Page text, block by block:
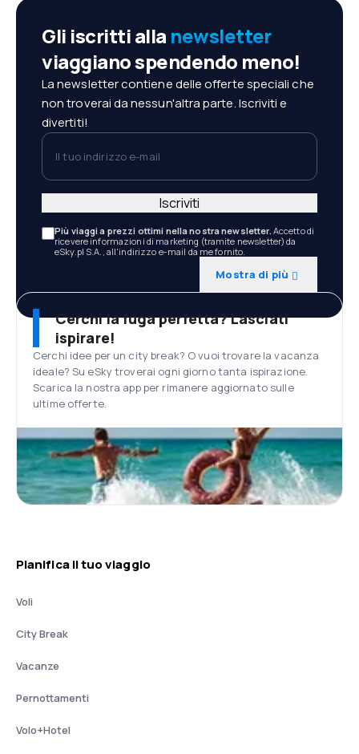
Gli iscritti alla newsletter
viaggiano spendendo meno!
La newsletter contiene delle offerte speciali che
non troverai da nessun'altra parte. Iscriviti e
divertiti!
Il tuo indirizzo e-mail
Più viaggi a prezzi ottimi nella nostra newsletter. Accetto di
ricevere informazioni di marketing (tramite newsletter) da
eSky.pl S.A., all'indirizzo e-mail da me fornito.
Mostra di più
Iscriviti
Cerchi la fuga perfetta? Lasciati
ispirare!
Cerchi idee per un city break? O vuoi trovare la vacanza
ideale? Su eSky troverai ogni giorno tanta ispirazione.
Scarica la nostra app per rimanere aggiornato sulle
ultime offerte.
Pianifica il tuo viaggio
Voli
City Break
Vacanze
Pernottamenti
Volo+Hotel